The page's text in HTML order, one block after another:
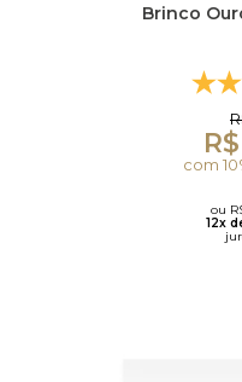
Brinco
com
ou
12x